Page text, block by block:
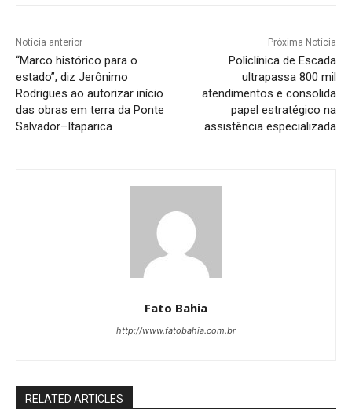
Notícia anterior
“Marco histórico para o
estado”, diz Jerônimo
Rodrigues ao autorizar início
das obras em terra da Ponte
Salvador–Itaparica
Próxima Notícia
Policlínica de Escada
ultrapassa 800 mil
atendimentos e consolida
papel estratégico na
assistência especializada
Fato Bahia
http://www.fatobahia.com.br
RELATED ARTICLES